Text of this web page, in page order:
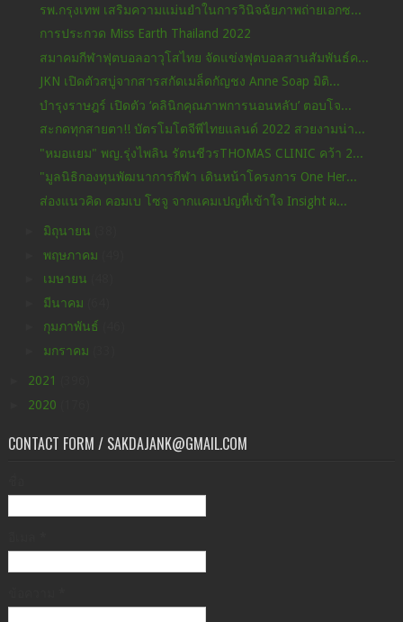
รพ.กรุงเทพ เสริมความแม่นยำในการวินิจฉัยภาพถ่ายเอกซ...
การประกวด Miss Earth Thailand 2022
สมาคมกีฬาฟุตบอลอาวุโสไทย จัดแข่งฟุตบอลสานสัมพันธ์ค...
JKN เปิดตัวสบู่จากสารสกัดเมล็ดกัญชง Anne Soap มิติ...
บำรุงราษฎร์ เปิดตัว ‘คลินิกคุณภาพการนอนหลับ’ ตอบโจ...
สะกดทุกสายตา!! บัตรโมโตจีพีไทยแลนด์ 2022 สวยงามน่า...
"หมอแยม" พญ.รุ่งไพลิน รัตนชีวรTHOMAS CLINIC คว้า 2...
"มูลนิธิกองทุนพัฒนาการกีฬา เดินหน้าโครงการ One Her...
ส่องแนวคิด คอมเบ โซจู จากแคมเปญที่เข้าใจ Insight ผ...
มิถุนายน
พฤษภาคม
เมษายน
มีนาคม
กุมภาพันธ์
มกราคม
2021
2020
CONTACT FORM / SAKDAJANK@GMAIL.COM